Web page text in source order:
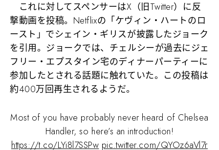
これに対してスペンサーはX（旧Twitter）に反
撃動画を投稿。Netflixの「ケヴィン・ハートのロ
ースト」でシェイン・ギリスが披露したジョーク
を引用。ジョークでは、チェルシーが過去にジェ
フリー・エプスタイン宅のディナーパーティーに
参加したとされる話題に触れていた。この投稿は
約400万回再生されるようだ。
Most of you have probably never heard of Chelsea
Handler, so here’s an introduction!
https://t.co/LYi8l7SSPw pic.twitter.com/QYOz6aVl7r